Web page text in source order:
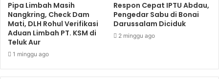
Pipa Limbah Masih
Nangkring, Check Dam
Mati, DLH Rohul Verifikasi
Aduan Limbah PT. KSM di
Teluk Aur
1 minggu ago
Respon Cepat IPTU Abdau,
Pengedar Sabu di Bonai
Darussalam Diciduk
2 minggu ago